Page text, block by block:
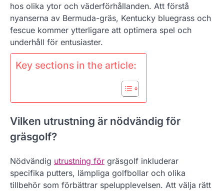
hos olika ytor och väderförhållanden. Att förstå
nyanserna av Bermuda-gräs, Kentucky bluegrass och
fescue kommer ytterligare att optimera spel och
underhåll för entusiaster.
Key sections in the article:
Vilken utrustning är nödvändig för
gräsgolf?
Nödvändig utrustning för gräsgolf inkluderar
specifika putters, lämpliga golfbollar och olika
tillbehör som förbättrar spelupplevelsen. Att välja rätt